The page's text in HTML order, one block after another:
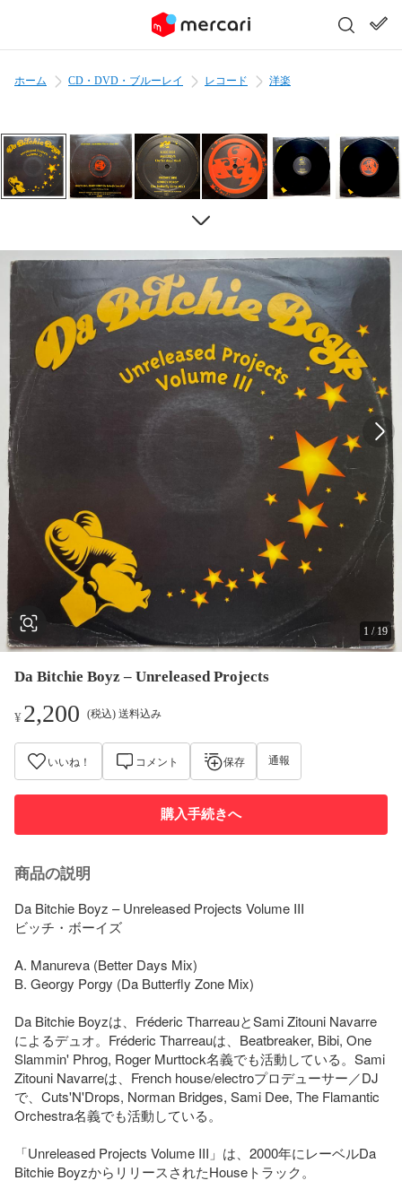
ホーム CD・DVD・ブルーレイ レコード 洋楽
1 / 19
Da Bitchie Boyz – Unreleased Projects
¥2,200 (税込) 送料込み
いいね！ コメント 保存 通報
購入手続きへ
商品の説明
Da Bitchie Boyz – Unreleased Projects Volume III
ビッチ・ボーイズ
A. Manureva (Better Days Mix)
B. Georgy Porgy (Da Butterfly Zone Mix)
Da Bitchie Boyzは、Fréderic TharreauとSami Zitouni Navarre
によるデュオ。Fréderic Tharreauは、Beatbreaker, Bibi, One
Slammin' Phrog, Roger Murttock名義でも活動している。Sami
Zitouni Navarreは、French house/electroプロデューサー／DJ
で、Cuts'N'Drops, Norman Bridges, Sami Dee, The Flamantic
Orchestra名義でも活動している。
「Unreleased Projects Volume III」は、2000年にレーベルDa
Bitchie BoyzからリリースされたHouseトラック。